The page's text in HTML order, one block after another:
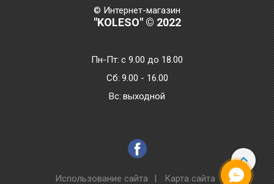
© Интернет-магазин
"KOLESO" © 2022
Пн-Пт:с 9.00 до 18.00
Сб: 9.00 - 16.00
Bc: выходной
Использование сайта | Карта сайта